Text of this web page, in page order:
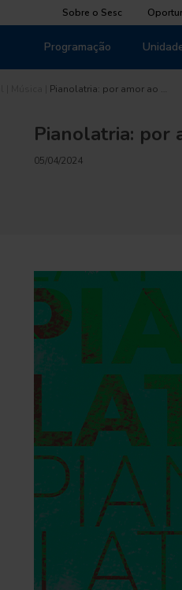
Sobre o Sesc
Programação
Pianolatria: por amor ao …
Pianolatria: por
05/04/2024